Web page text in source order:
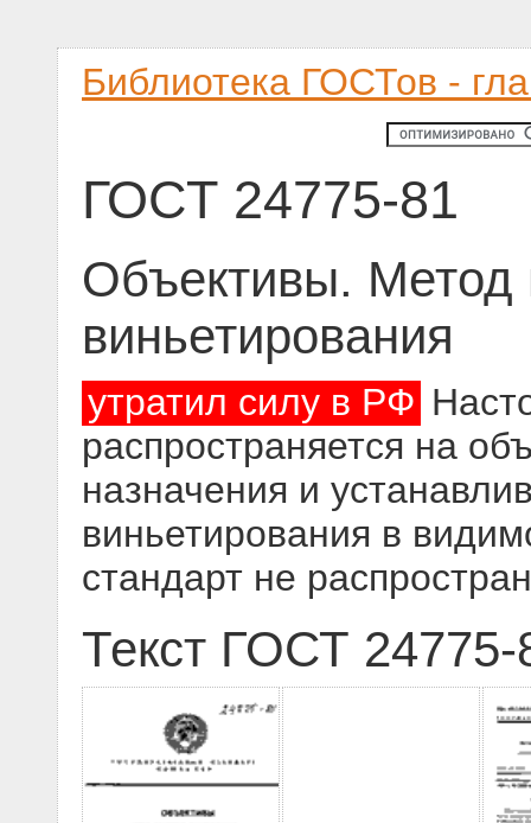
Библиотека ГОСТов -
ГОСТ 24775-81
Объективы. Метод
виньетирования
утратил силу в РФ
распространяется на
назначения и
виньетирования в
стандарт не
Текст ГОСТ 24775-